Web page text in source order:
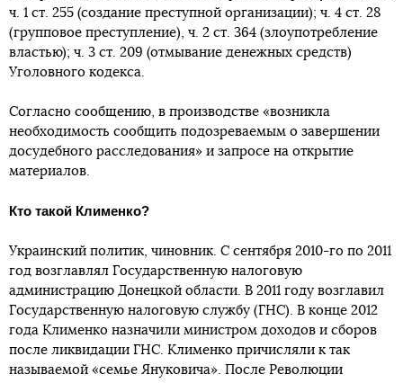
ч. 1 ст. 255 (создание преступной организации); ч. 4 ст. 28
(групповое преступление), ч. 2 ст. 364 (злоупотребление
властью); ч. 3 ст. 209 (отмывание денежных средств)
Уголовного кодекса.
Согласно сообщению, в производстве «возникла
необходимость сообщить подозреваемым о завершении
досудебного расследования» и запросе на открытие
материалов.
Кто такой Клименко?
Украинский политик, чиновник. С сентября 2010-го по 2011
год возглавлял Государственную налоговую
администрацию Донецкой области. В 2011 году возглавил
Государственную налоговую службу (ГНС). В конце 2012
года Клименко назначили министром доходов и сборов
после ликвидации ГНС. Клименко причисляли к так
называемой «семье Януковича». После Революции